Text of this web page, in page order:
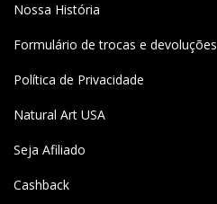
Nossa História
Formulário de trocas e devoluções
Política de Privacidade
Natural Art USA
Seja Afiliado
Cashback